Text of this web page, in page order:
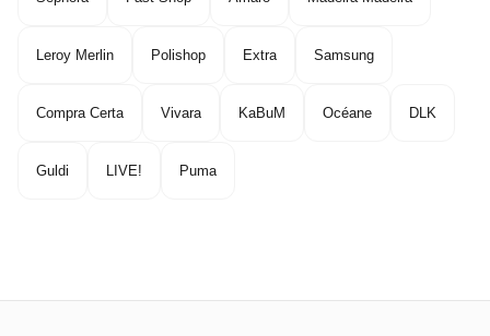
Leroy Merlin Polishop Extra Samsung
Compra Certa Vivara KaBuM Océane DLK
Guldi LIVE! Puma